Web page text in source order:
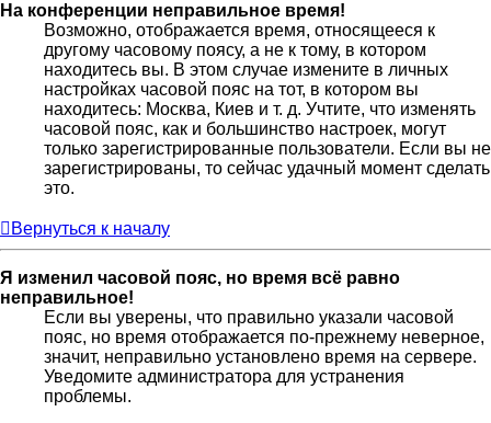
На конференции неправильное время!
Возможно, отображается время, относящееся к
другому часовому поясу, а не к тому, в котором
находитесь вы. В этом случае измените в личных
настройках часовой пояс на тот, в котором вы
находитесь: Москва, Киев и т. д. Учтите, что изменять
часовой пояс, как и большинство настроек, могут
только зарегистрированные пользователи. Если вы не
зарегистрированы, то сейчас удачный момент сделать
это.
Вернуться к началу
Я изменил часовой пояс, но время всё равно
неправильное!
Если вы уверены, что правильно указали часовой
пояс, но время отображается по-прежнему неверное,
значит, неправильно установлено время на сервере.
Уведомите администратора для устранения
проблемы.